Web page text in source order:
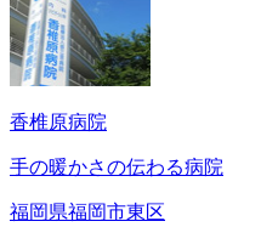
香椎原病院
手の暖かさの伝わる病院
福岡県福岡市東区